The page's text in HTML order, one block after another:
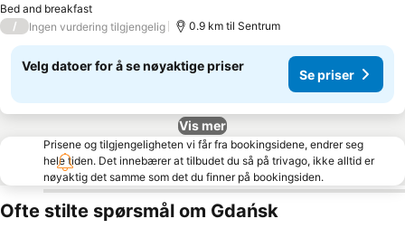
Bed and breakfast
/ Ingen vurdering tilgjengelig 0.9 km til Sentrum
Velg datoer for å se nøyaktige priser
Se priser
Vis mer
Prisene og tilgjengeligheten vi får fra bookingsidene, endrer seg
hele tiden. Det innebærer at tilbudet du så på trivago, ikke alltid er
nøyaktig det samme som det du finner på bookingsiden.
Ofte stilte spørsmål om Gdańsk